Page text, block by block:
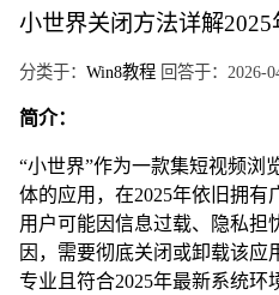
小世界关闭方法详解
分类于： Win8教程 回答于：2026-
简介：
“小世界”作为一款集短视频浏
体的应用，在2025年依旧拥有
用户可能因信息过载、隐私担
因，需要彻底关闭或卸载该应
专业且符合2025年最新系统环